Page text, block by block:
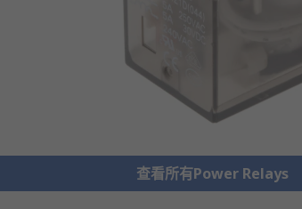
查看所有Power Relays